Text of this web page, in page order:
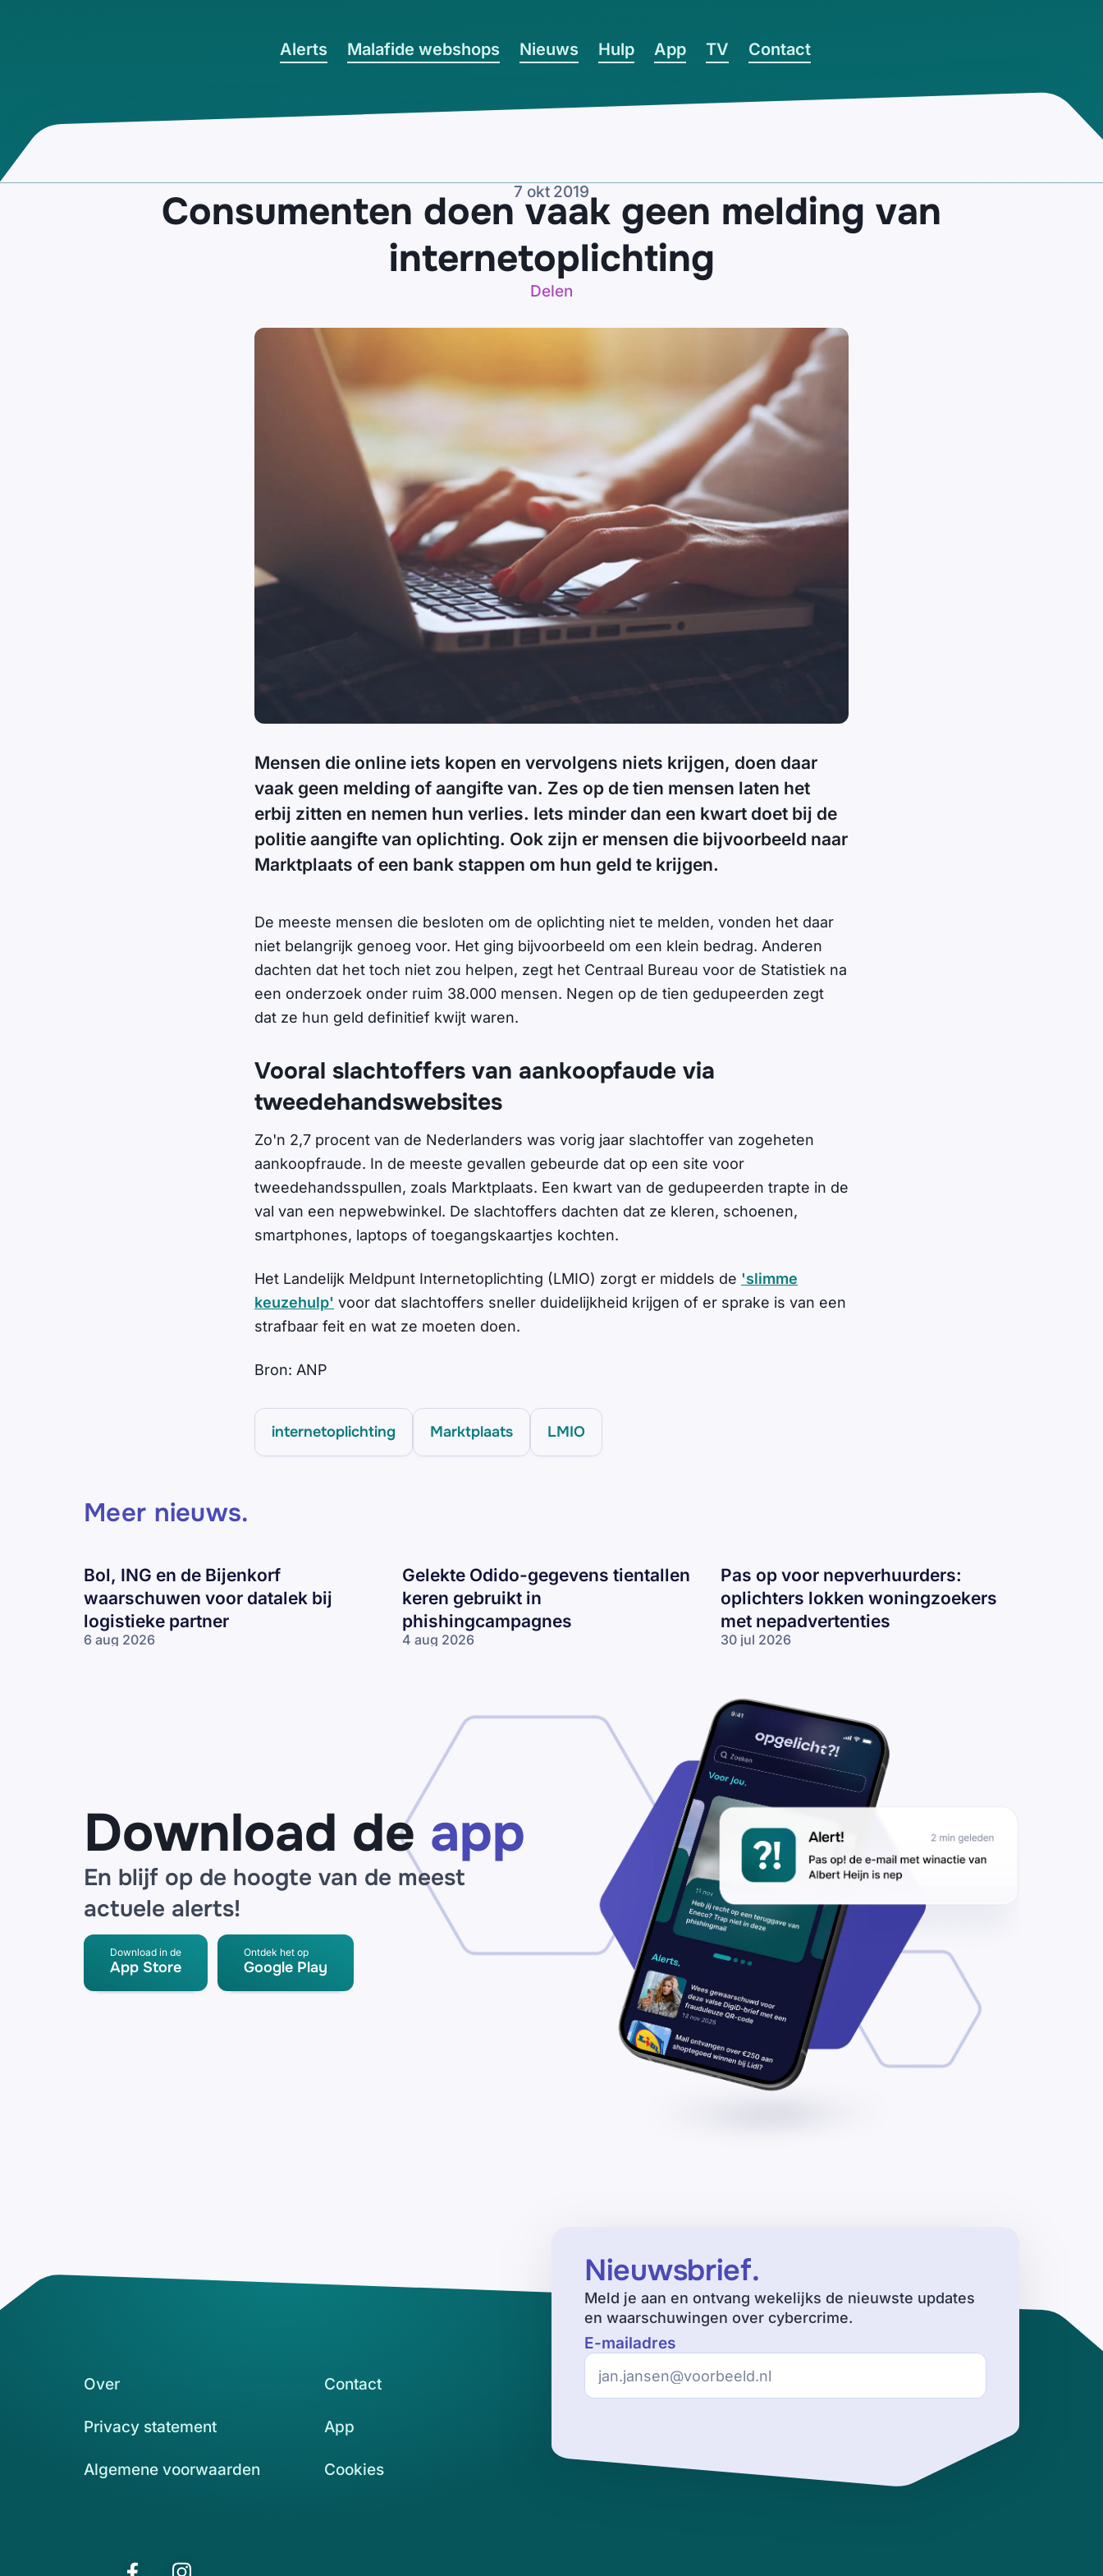
Alerts Malafide webshops Nieuws Hulp App TV Contact
7 okt 2019
Consumenten doen vaak geen melding van
internetoplichting
Delen
Mensen die online iets kopen en vervolgens niets krijgen, doen daar
vaak geen melding of aangifte van. Zes op de tien mensen laten het
erbij zitten en nemen hun verlies. Iets minder dan een kwart doet bij de
politie aangifte van oplichting. Ook zijn er mensen die bijvoorbeeld naar
Marktplaats of een bank stappen om hun geld te krijgen.
De meeste mensen die besloten om de oplichting niet te melden, vonden het daar
niet belangrijk genoeg voor. Het ging bijvoorbeeld om een klein bedrag. Anderen
dachten dat het toch niet zou helpen, zegt het Centraal Bureau voor de Statistiek na
een onderzoek onder ruim 38.000 mensen. Negen op de tien gedupeerden zegt
dat ze hun geld definitief kwijt waren.
Vooral slachtoffers van aankoopfaude via
tweedehandswebsites
Zo'n 2,7 procent van de Nederlanders was vorig jaar slachtoffer van zogeheten
aankoopfraude. In de meeste gevallen gebeurde dat op een site voor
tweedehandsspullen, zoals Marktplaats. Een kwart van de gedupeerden trapte in de
val van een nepwebwinkel. De slachtoffers dachten dat ze kleren, schoenen,
smartphones, laptops of toegangskaartjes kochten.
Het Landelijk Meldpunt Internetoplichting (LMIO) zorgt er middels de 'slimme
keuzehulp' voor dat slachtoffers sneller duidelijkheid krijgen of er sprake is van een
strafbaar feit en wat ze moeten doen.
Bron: ANP
internetoplichting Marktplaats LMIO
Meer nieuws.
Bol, ING en de Bijenkorf
waarschuwen voor datalek bij
logistieke partner
6 aug 2026
Gelekte Odido-gegevens tientallen
keren gebruikt in
phishingcampagnes
4 aug 2026
Pas op voor nepverhuurders:
oplichters lokken woningzoekers
met nepadvertenties
30 jul 2026
lokken
woningzoekers
nepadvertenties
Download de app
En blijf op de hoogte van de meest
actuele alerts!
Download in de
App Store
Ontdek het op
Google Play
Nieuwsbrief.
Meld je aan en ontvang wekelijks de nieuwste updates
en waarschuwingen over cybercrime.
E-mailadres
Over Contact
Privacy statement App
Algemene voorwaarden Cookies